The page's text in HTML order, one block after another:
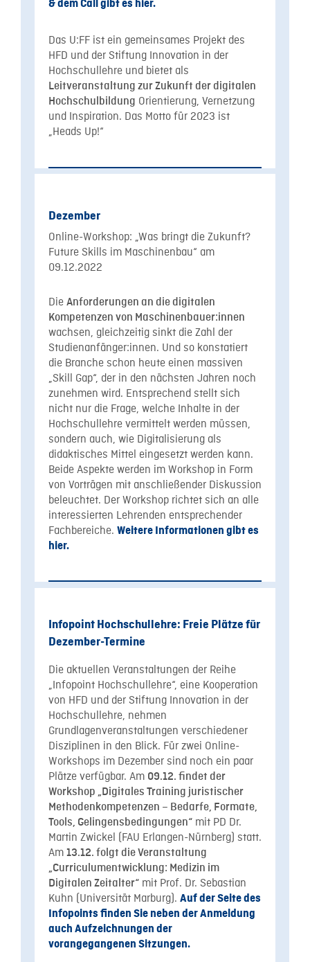
& dem Call gibt es hier.
Das U:FF ist ein gemeinsames Projekt des
HFD und der Stiftung Innovation in der
Hochschullehre und bietet als
Leitveranstaltung zur Zukunft der digitalen
Hochschulbildung Orientierung, Vernetzung
und Inspiration. Das Motto für 2023 ist
„Heads Up!“
Dezember
Online-Workshop: „Was bringt die Zukunft?
Future Skills im Maschinenbau“ am
09.12.2022
Die Anforderungen an die digitalen
Kompetenzen von Maschinenbauer:innen
wachsen, gleichzeitig sinkt die Zahl der
Studienanfänger:innen. Und so konstatiert
die Branche schon heute einen massiven
„Skill Gap“, der in den nächsten Jahren noch
zunehmen wird. Entsprechend stellt sich
nicht nur die Frage, welche Inhalte in der
Hochschullehre vermittelt werden müssen,
sondern auch, wie Digitalisierung als
didaktisches Mittel eingesetzt werden kann.
Beide Aspekte werden im Workshop in Form
von Vorträgen mit anschließender Diskussion
beleuchtet. Der Workshop richtet sich an alle
interessierten Lehrenden entsprechender
Fachbereiche. Weitere Informationen gibt es
hier.
Infopoint Hochschullehre: Freie Plätze für
Dezember-Termine
Die aktuellen Veranstaltungen der Reihe
„Infopoint Hochschullehre“, eine Kooperation
von HFD und der Stiftung Innovation in der
Hochschullehre, nehmen
Grundlagenveranstaltungen verschiedener
Disziplinen in den Blick. Für zwei Online-
Workshops im Dezember sind noch ein paar
Plätze verfügbar. Am 09.12. findet der
Workshop „Digitales Training juristischer
Methodenkompetenzen – Bedarfe, Formate,
Tools, Gelingensbedingungen“ mit PD Dr.
Martin Zwickel (FAU Erlangen-Nürnberg) statt.
Am 13.12. folgt die Veranstaltung
„Curriculumentwicklung: Medizin im
Digitalen Zeitalter“ mit Prof. Dr. Sebastian
Kuhn (Universität Marburg). Auf der Seite des
Infopoints finden Sie neben der Anmeldung
auch Aufzeichnungen der
vorangegangenen Sitzungen.